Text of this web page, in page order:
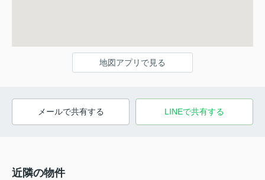
地図アプリで見る
メールで共有する LINEで共有する
近隣の物件